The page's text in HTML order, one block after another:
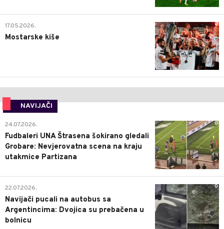
0
17.05.2026.
Mostarske kiše
NAVIJAČI
0
24.07.2026.
Fudbaleri UNA Štrasena šokirano gledali
Grobare: Nevjerovatna scena na kraju
utakmice Partizana
0
22.07.2026.
Navijači pucali na autobus sa
Argentincima: Dvojica su prebačena u
bolnicu